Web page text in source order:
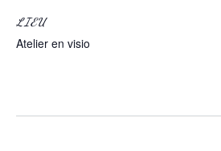
LIEU
Atelier en visio